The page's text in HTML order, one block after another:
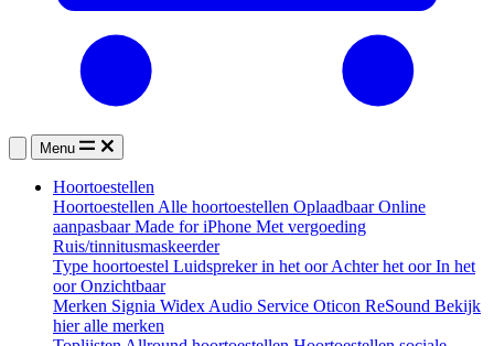
Menu
Hoortoestellen
HoortoestellenAlle hoortoestellen OplaadbaarOnline
aanpasbaarMade for iPhone Met vergoeding
Ruis/tinnitusmaskeerder
Type hoortoestel Luidspreker in het oorAchter het oorIn het
oorOnzichtbaar
Merken Signia WidexAudio Service Oticon ReSound Bekijk
hier alle merken